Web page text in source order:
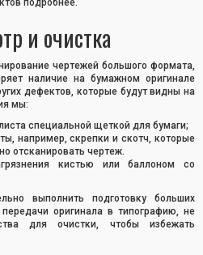
подробнее.
и очистка
чертежей большого формата,
наличие на бумажном оригинале
дефектов, которые будут видны на
мы:
специальной щеткой для бумаги;
например, скрепки и скотч, которые
отсканировать чертеж.
кистью или баллоном со
выполнить подготовку больших
оригинала в типографию, не
для очистки, чтобы избежать